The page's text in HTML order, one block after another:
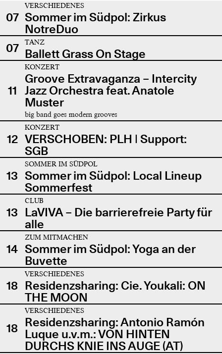
07
VERSCHIEDENES
Sommer im Südpol: Zirkus
NotreDuo
07
TANZ
Ballett Grass On Stage
11
KONZERT
Groove Extravaganza – Intercity
Jazz Orchestra feat. Anatole
Muster
big band goes modern grooves
12
KONZERT
VERSCHOBEN: PLH | Support:
SGB
13
SOMMER IM SÜDPOL
Sommer im Südpol: Local Lineup
Sommerfest
13
CLUB
LaVIVA – Die barrierefreie Party für
alle
14
ZUM MITMACHEN
Sommer im Südpol: Yoga an der
Buvette
18
VERSCHIEDENES
Residenzsharing: Cie. Youkali: ON
THE MOON
18
VERSCHIEDENES
Residenzsharing: Antonio Ramón
Luque u.v.m.: VON HINTEN
DURCHS KNIE INS AUGE (AT)